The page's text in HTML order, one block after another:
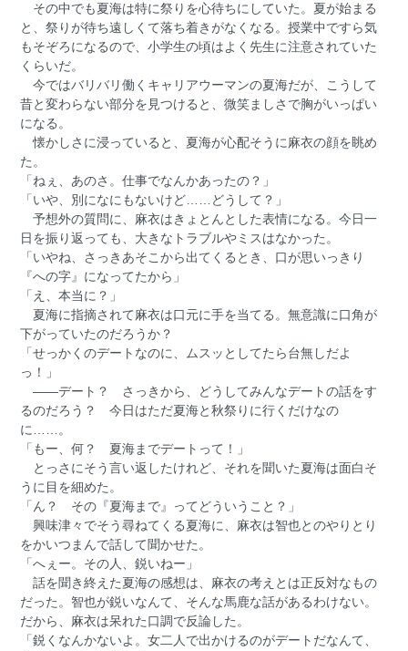
その中でも夏海は特に祭りを心待ちにしていた。夏が始まる
と、祭りが待ち遠しくて落ち着きがなくなる。授業中ですら気
もそぞろになるので、小学生の頃はよく先生に注意されていた
くらいだ。
今ではバリバリ働くキャリアウーマンの夏海だが、こうして
昔と変わらない部分を見つけると、微笑ましさで胸がいっぱい
になる。
懐かしさに浸っていると、夏海が心配そうに麻衣の顔を眺め
た。
「ねぇ、あのさ。仕事でなんかあったの？」
「いや、別になにもないけど……どうして？」
予想外の質問に、麻衣はきょとんとした表情になる。今日一
日を振り返っても、大きなトラブルやミスはなかった。
「いやね、さっきあそこから出てくるとき、口が思いっきり
『への字』になってたから」
「え、本当に？」
夏海に指摘されて麻衣は口元に手を当てる。無意識に口角が
下がっていたのだろうか？
「せっかくのデートなのに、ムスッとしてたら台無しだよ
っ！」
――デート？ さっきから、どうしてみんなデートの話をす
るのだろう？ 今日はただ夏海と秋祭りに行くだけなの
に……。
「もー、何？ 夏海までデートって！」
とっさにそう言い返したけれど、それを聞いた夏海は面白そ
うに目を細めた。
「ん？ その『夏海まで』ってどういうこと？」
興味津々でそう尋ねてくる夏海に、麻衣は智也とのやりとり
をかいつまんで話して聞かせた。
「へぇー。その人、鋭いねー」
話を聞き終えた夏海の感想は、麻衣の考えとは正反対なもの
だった。智也が鋭いなんて、そんな馬鹿な話があるわけない。
だから、麻衣は呆れた口調で反論した。
「鋭くなんかないよ。女二人で出かけるのがデートだなんて、